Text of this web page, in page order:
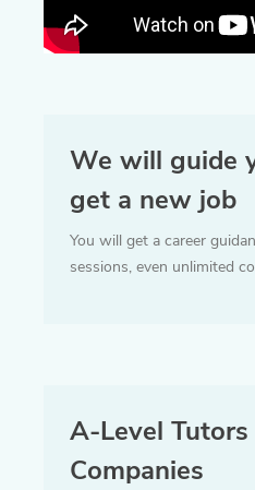
We will guide
get a new job
You will get a career
sessions, even unlimited
A-Level
Companies